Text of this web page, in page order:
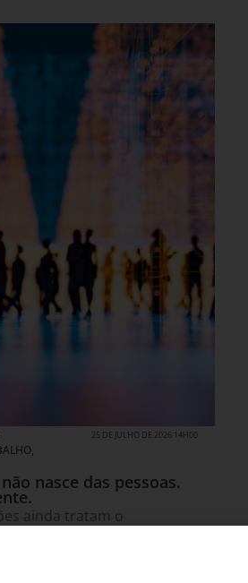
,
25 DE JULHO DE 2026 14H00
nasce das pessoas.
ainda tratam o
uma característica individual,
parte, resultado do